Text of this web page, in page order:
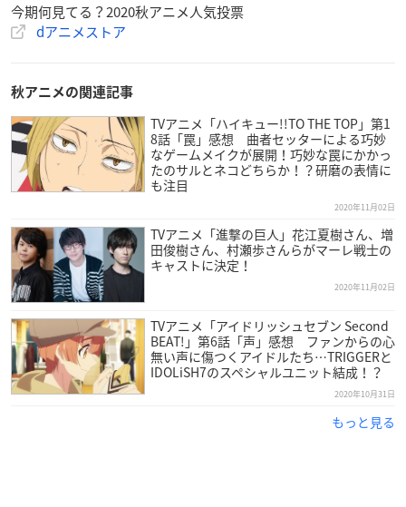
今期何見てる？2020秋アニメ人気投票
dアニメストア
秋アニメの関連記事
TVアニメ「ハイキュー!!TO THE TOP」第1
8話「罠」感想 曲者セッターによる巧妙
なゲームメイクが展開！巧妙な罠にかかっ
たのサルとネコどちらか！？研磨の表情に
も注目
2020年11月02日
TVアニメ「進撃の巨人」花江夏樹さん、増
田俊樹さん、村瀬歩さんらがマーレ戦士の
キャストに決定！
2020年11月02日
TVアニメ「アイドリッシュセブン Second
BEAT!」第6話「声」感想 ファンからの心
無い声に傷つくアイドルたち…TRIGGERと
IDOLiSH7のスペシャルユニット結成！？
2020年10月31日
もっと見る